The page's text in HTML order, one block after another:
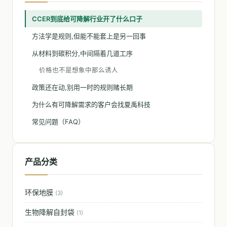
CCER到底给可降解行业开了什么口子
方法学是规则,但能不能套上是另一回事
从材料到碳积分,中间隔着几道工序
价格也不是想象中那么诱人
政策还在动,别用一时的规则赌长期
为什么有可降解需求的客户会找夏禹科技
常见问题（FAQ）
产品分类
环保地膜 (3)
生物降解自封袋 (1)